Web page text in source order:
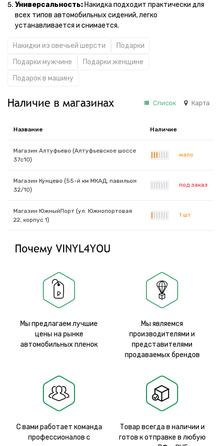
Универсальность: Накидка подходит практически для
всех типов автомобильных сидений, легко
устанавливается и снимается.
Накидки из овечьей шерсти
Подарки
Подарки мужчине
Подарки женщине
Подарок в машину
Наличие в магазинах Список Карта
Название Наличие
Магазин Алтуфьево (Алтуфьевское шоссе
37с10)
мало
Магазин Кунцево (55-й км МКАД, павильон
32/10)
под заказ
Магазин ЮжныйПорт (ул. Южнопортовая
22, корпус 1)
1 шт
Почему VINYL4YOU
Мы предлагаем лучшие
цены на рынке
автомобильных пленок
Мы являемся
производителями и
представителями
продаваемых брендов
С вами работает команда
профессионалов с
Товар всегда в наличии и
готов к отправке в любую